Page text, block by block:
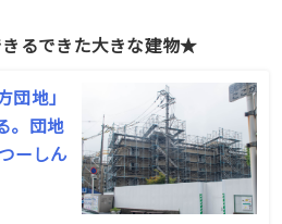
るできた大きな建物★
地」
。団地
ーしん